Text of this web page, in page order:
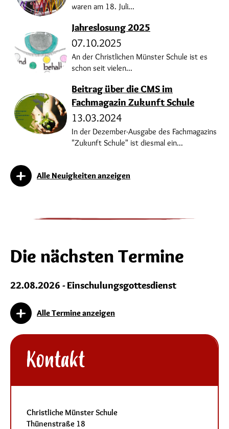
waren am 18. Juli...
Jahreslosung 2025
07.10.2025
An der Christlichen Münster Schule ist es
schon seit vielen...
Beitrag über die CMS im
Fachmagazin Zukunft Schule
13.03.2024
In der Dezember-Ausgabe des Fachmagazins
"Zukunft Schule" ist diesmal ein...
Alle Neuigkeiten anzeigen
Die nächsten Termine
22.08.2026 - Einschulungsgottesdienst
Alle Termine anzeigen
Kontakt
Christliche Münster Schule
Thünenstraße 18